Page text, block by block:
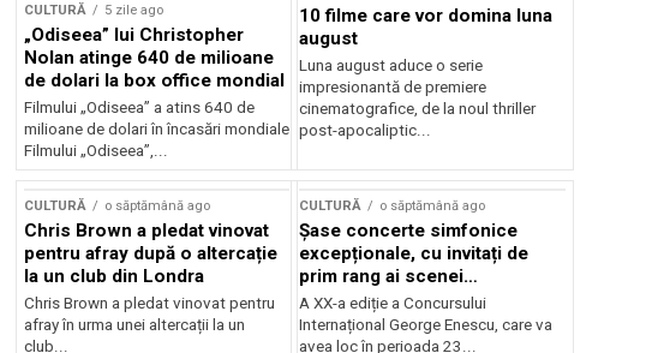
CULTURĂ 5 zile ago
„Odiseea” lui Christopher
Nolan atinge 640 de milioane
de dolari la box office mondial
Filmului „Odiseea” a atins 640 de
milioane de dolari în încasări mondiale
Filmului „Odiseea”,...
10 filme care vor domina luna
august
Luna august aduce o serie
impresionantă de premiere
cinematografice, de la noul thriller
post-apocaliptic...
CULTURĂ o săptămână ago
Chris Brown a pledat vinovat
pentru afray după o altercație
la un club din Londra
Chris Brown a pledat vinovat pentru
afray în urma unei altercații la un
club...
CULTURĂ o săptămână ago
Șase concerte simfonice
excepționale, cu invitați de
prim rang ai scenei
internaționale și ansambluri
orchestrale românești de
prestigiu, în programul
A XX-a ediție a Concursului
Internațional George Enescu, care va
avea loc în perioada 23...